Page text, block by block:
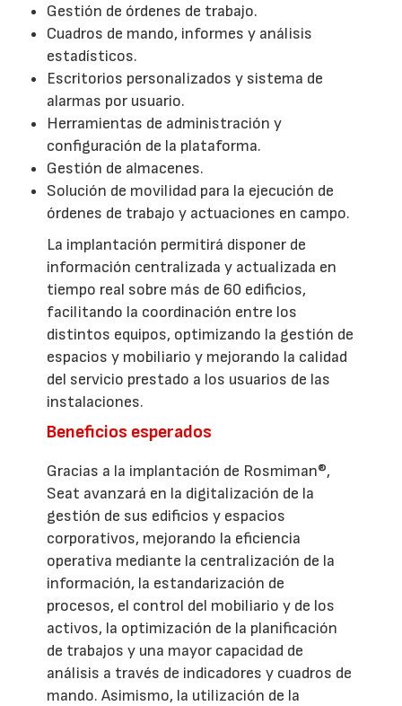
Gestión de órdenes de trabajo.
Cuadros de mando, informes y análisis
estadísticos.
Escritorios personalizados y sistema de
alarmas por usuario.
Herramientas de administración y
configuración de la plataforma.
Gestión de almacenes.
Solución de movilidad para la ejecución de
órdenes de trabajo y actuaciones en campo.
La implantación permitirá disponer de
información centralizada y actualizada en
tiempo real sobre más de 60 edificios,
facilitando la coordinación entre los
distintos equipos, optimizando la gestión de
espacios y mobiliario y mejorando la calidad
del servicio prestado a los usuarios de las
instalaciones.
Beneficios esperados
Gracias a la implantación de Rosmiman®,
Seat avanzará en la digitalización de la
gestión de sus edificios y espacios
corporativos, mejorando la eficiencia
operativa mediante la centralización de la
información, la estandarización de
procesos, el control del mobiliario y de los
activos, la optimización de la planificación
de trabajos y una mayor capacidad de
análisis a través de indicadores y cuadros de
mando. Asimismo, la utilización de la